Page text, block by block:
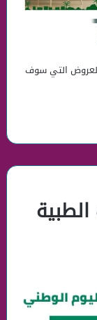
العروض التي سوف